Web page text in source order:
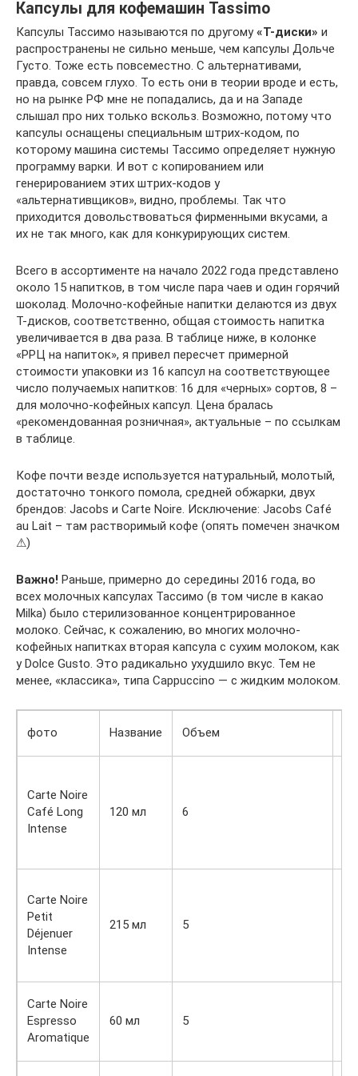
Капсулы для кофемашин Tassimo
Капсулы Тассимо называются по другому«Т-диски» и
распространены не сильно меньше, чем капсулы Дольче
Густо. Тоже есть повсеместно. С альтернативами,
правда, совсем глухо. То есть они в теории вроде и есть,
но на рынке РФ мне не попадались, да и на Западе
слышал про них только вскольз. Возможно, потому что
капсулы оснащены специальным штрих-кодом, по
которому машина системы Тассимо определяет нужную
программу варки. И вот с копированием или
генерированием этих штрих-кодов у
«альтернативщиков», видно, проблемы. Так что
приходится довольствоваться фирменными вкусами, а
их не так много, как для конкурирующих систем.
Всего в ассортименте на начало 2022 года представлено
около 15 напитков, в том числе пара чаев и один горячий
шоколад. Молочно-кофейные напитки делаются из двух
Т-дисков, соответственно, общая стоимость напитка
увеличивается в два раза. В таблице ниже, в колонке
«РРЦ на напиток», я привел пересчет примерной
стоимости упаковки из 16 капсул на соответствующее
число получаемых напитков: 16 для «черных» сортов, 8 –
для молочно-кофейных капсул. Цена бралась
«рекомендованная розничная», актуальные – по ссылкам
в таблице.
Кофе почти везде используется натуральный, молотый,
достаточно тонкого помола, средней обжарки, двух
брендов: Jacobs и Carte Noire. Исключение: Jacobs Café
au Lait – там растворимый кофе (опять помечен значком
⚠)
Важно! Раньше, примерно до середины 2016 года, во
всех молочных капсулах Тассимо (в том числе в какао
Milka) было стерилизованное концентрированное
молоко. Сейчас, к сожалению, во многих молочно-
кофейных напитках вторая капсула с сухим молоком, как
у Dolce Gusto. Это радикально ухудшило вкус. Тем не
менее, «классика», типа Cappuccino — с жидким молоком.
фото Название Объем
Carte Noire
Café Long
Intense
120 мл 6
Carte Noire
Petit
Déjenuer
Intense
215 мл 5
Carte Noire
Espresso
Aromatique
60 мл 5